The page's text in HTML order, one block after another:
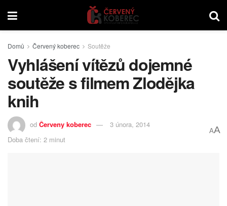
Domů Červený koberec Soutěže
Vyhlášení vítězů dojemné
soutěže s filmem Zlodějka
knih
od Červeny koberec
3 února, 2014
Doba čtení: 2 minut
AA